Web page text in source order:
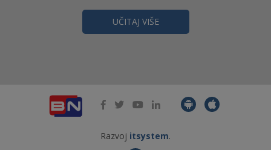
UČITAJ VIŠE
Razvoj itsystem.